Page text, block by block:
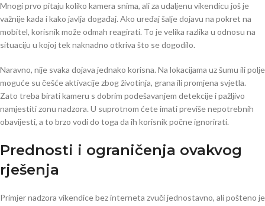
Mnogi prvo pitaju koliko kamera snima, ali za udaljenu vikendicu još je
važnije kada i kako javlja događaj. Ako uređaj šalje dojavu na pokret na
mobitel, korisnik može odmah reagirati. To je velika razlika u odnosu na
situaciju u kojoj tek naknadno otkriva što se dogodilo.
Naravno, nije svaka dojava jednako korisna. Na lokacijama uz šumu ili polje
moguće su češće aktivacije zbog životinja, grana ili promjena svjetla.
Zato treba birati kameru s dobrim podešavanjem detekcije i pažljivo
namjestiti zonu nadzora. U suprotnom ćete imati previše nepotrebnih
obavijesti, a to brzo vodi do toga da ih korisnik počne ignorirati.
Prednosti i ograničenja ovakvog
rješenja
Primjer nadzora vikendice bez interneta zvuči jednostavno, ali pošteno je